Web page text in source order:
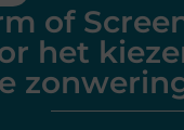
of
het